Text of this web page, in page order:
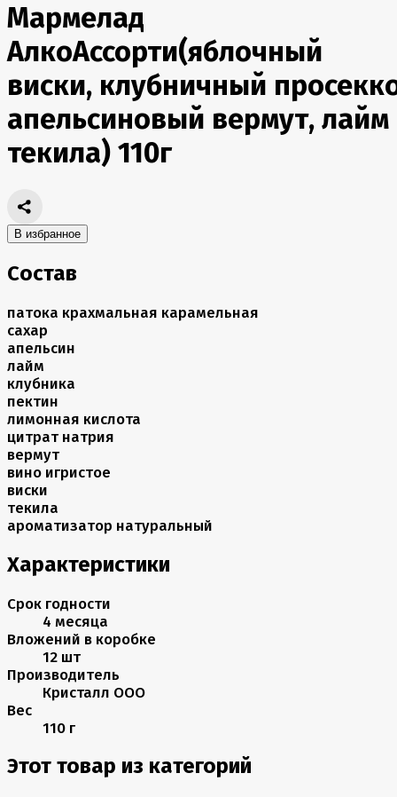
Мармелад
АлкоАссорти(яблочный
виски, клубничный
апельсиновый вермут, лайм
текила) 110г
В избранное
Состав
патока крахмальная карамельная
сахар
апельсин
лайм
клубника
пектин
лимонная кислота
цитрат натрия
вермут
вино игристое
виски
текила
ароматизатор натуральный
Характеристики
Срок годности
4 месяца
Вложений в коробке
12 шт
Производитель
Кристалл ООО
Вес
110 г
Этот товар из категорий